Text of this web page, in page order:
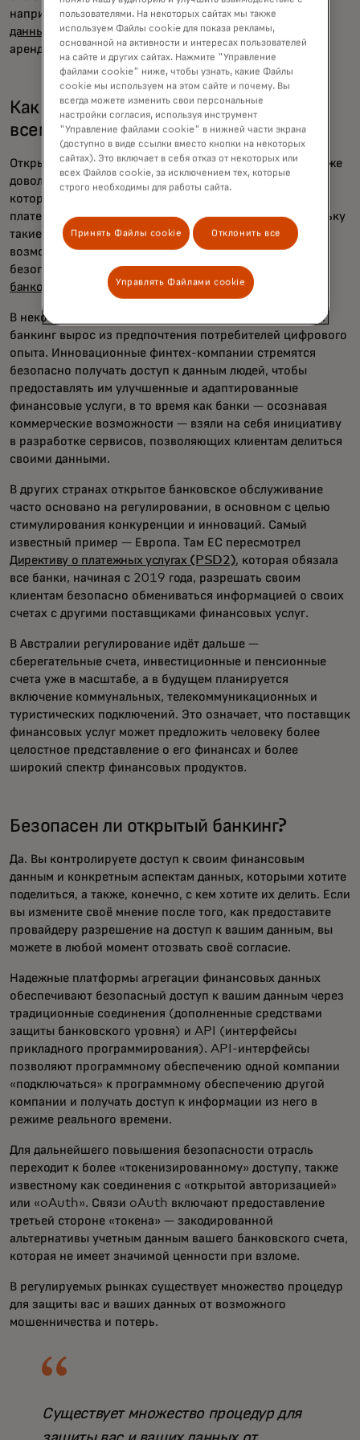
например, предоставляя кредиторам доступ к
данным по зарплате, истории регулярных платежей за
аренду или общему денежному потоку.
Как работает открытый банкинг по
всему миру?
Открытый банкинг существует в той или иной форме уже
довольно давно. Но в последние годы такие услуги,
которые он предоставляет — от агрегации счетов до
платежей — принимают потребители и бизнес, поскольку
такие компании, как Mastercard, расширяют свои
возможности для обеспечения быстрого, простого и
безопасного обмена данными черезсвои открытые
банковские услуги .
В некоторых частях мира, например, в США, открытый
банкинг вырос из предпочтения потребителей цифрового
опыта. Инновационные финтех-компании стремятся
безопасно получать доступ к данным людей, чтобы
предоставлять им улучшенные и адаптированные
финансовые услуги, в то время как банки — осознавая
коммерческие возможности — взяли на себя инициативу
в разработке сервисов, позволяющих клиентам делиться
своими данными.
В других странах открытое банковское обслуживание
часто основано на регулировании, в основном с целью
стимулирования конкуренции и инноваций. Самый
известный пример — Европа. Там ЕС пересмотрел
Директиву о платежных услугах (PSD2), которая обязала
все банки, начиная с 2019 года, разрешать своим
клиентам безопасно обмениваться информацией о своих
счетах с другими поставщиками финансовых услуг.
В Австралии регулирование идёт дальше —
сберегательные счета, инвестиционные и пенсионные
счета уже в масштабе, а в будущем планируется
включение коммунальных, телекоммуникационных и
туристических подключений. Это означает, что поставщик
финансовых услуг может предложить человеку более
целостное представление о его финансах и более
широкий спектр финансовых продуктов.
Безопасен ли открытый банкинг?
Да. Вы контролируете доступ к своим финансовым
данным и конкретным аспектам данных, которыми хотите
поделиться, а также, конечно, с кем хотите их делить. Если
вы измените своё мнение после того, как предоставите
провайдеру разрешение на доступ к вашим данным, вы
можете в любой момент отозвать своё согласие.
Надежные платформы агрегации финансовых данных
обеспечивают безопасный доступ к вашим данным через
традиционные соединения (дополненные средствами
защиты банковского уровня) и API (интерфейсы
прикладного программирования). API-интерфейсы
позволяют программному обеспечению одной компании
«подключаться» к программному обеспечению другой
компании и получать доступ к информации из него в
режиме реального времени.
Для дальнейшего повышения безопасности отрасль
переходит к более «токенизированному» доступу, также
известному как соединения с «открытой авторизацией»
или «oAuth». Связи oAuth включают предоставление
третьей стороне «токена» — закодированной
альтернативы учетным данным вашего банковского счета,
которая не имеет значимой ценности при взломе.
В регулируемых рынках существует множество процедур
для защиты вас и ваших данных от возможного
мошенничества и потерь.
Существует множество процедур для
пользователями. На некоторых сайтах мы также
используем Файлы cookie для показа рекламы,
основанной на активности и интересах пользователей
на сайте и других сайтах. Нажмите "Управление
файлами cookie" ниже, чтобы узнать, какие Файлы
cookie мы используем на этом сайте и почему. Вы
всегда можете изменить свои персональные
настройки согласия, используя инструмент
"Управление файлами cookie" в нижней части экрана
(доступно в виде ссылки вместо кнопки на некоторых
сайтах). Это включает в себя отказ от некоторых или
всех Файлов cookie, за исключением тех, которые
строго необходимы для работы сайта.
Принять Файлы cookie Отклонить все
Управлять Файлами cookie